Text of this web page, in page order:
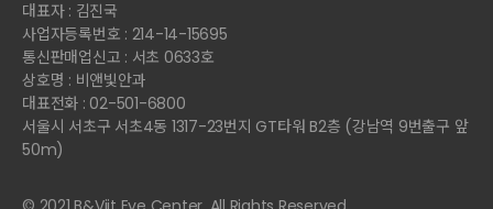
대표자 : 김진국
사업자등록번호 : 214-14-15695
통신판매업신고 : 서초 0633호
상호명 : 비앤빛안과
대표전화 : 02-501-6800
서울시 서초구 서초4동 1317-23번지 GT타워 B2층 (강남역 9번출구 앞
50m)